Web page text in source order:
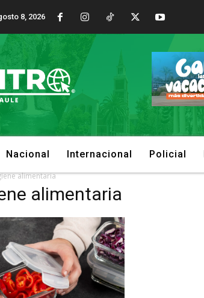
8, 2026
Nacional Internacional Policial
alimentaria
alimentaria